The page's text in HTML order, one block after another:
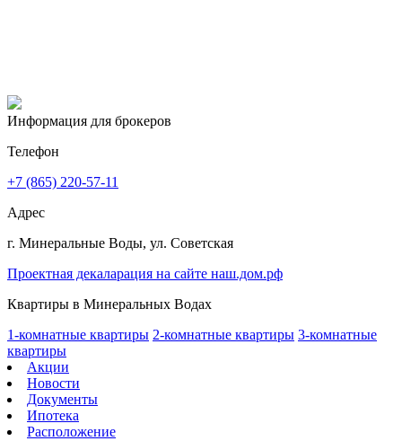
Информация для брокеров
Телефон
+7 (865) 220-57-11
Адрес
г. Минеральные Воды, ул. Советская
Проектная декаларация на сайте наш.дом.рф
Квартиры в Минеральных Водах
1-комнатные квартиры 2-комнатные квартиры 3-комнатные
квартиры
Акции
Новости
Документы
Ипотека
Расположение